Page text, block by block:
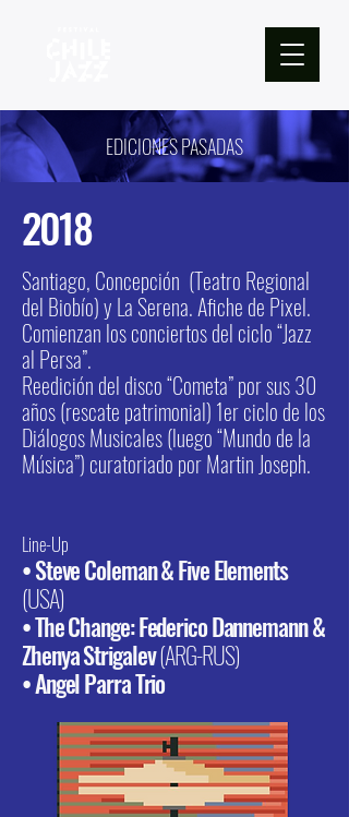
EDICIONES PASADAS
2018
Santiago, Concepción (Teatro Regional
del Biobío) y La Serena. Afiche de Pixel.
Comienzan los conciertos del ciclo “Jazz
al Persa”.
Reedición del disco “Cometa” por sus 30
años (rescate patrimonial) 1er ciclo de los
Diálogos Musicales (luego “Mundo de la
Música”) curatoriado por Martin Joseph.
Line-Up
• Steve Coleman & Five Elements
(USA)
• The Change: Federico Dannemann &
Zhenya Strigalev(ARG-RUS)
• Angel Parra Trio